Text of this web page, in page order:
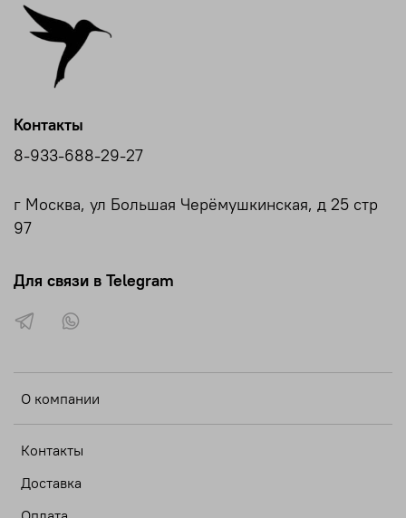
О компании
Контакты
Доставка
Контакты
8-933-688-29-27
г Москва, ул Большая Черёмушкинская, д 25 стр
97
Для связи в Telegram